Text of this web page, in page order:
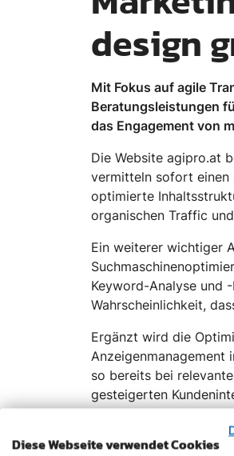
design
Mit Fokus auf agile
Beratungsleistungen
das Engagement von
Die Website agipro.at
vermitteln sofort einen
optimierte
organischen Traffic
Ein weiterer wichtiger
Keyword-Analyse und
Wahrscheinlichkeit,
Ergänzt wird die
Anzeigenmanagement
so bereits bei
gesteigerten
Die Vorteile des
umfassende
Diese Webseite verwendet Cookies